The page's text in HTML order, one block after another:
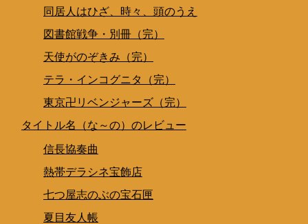
同居人はひざ、時々、頭のうえ
図書館戦争・別冊（完）
天使がのぞきみ（完）
テラ・インコグニタ（完）
東京卍リベンジャーズ（完）
タイトル名（な～の）のレビュー
信長協奏曲
熱帯デラシネ宝飾店
七つ屋志のぶの宝石匣
夏目友人帳